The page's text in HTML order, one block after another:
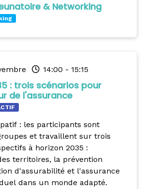
& Networking
14:00 - 15:15
: trois scénarios pour
de l'assurance
: les participants sont
et travaillent sur trois
à horizon 2035 :
territoires, la prévention
d'assurabilité et l'assurance
dans un monde adapté.